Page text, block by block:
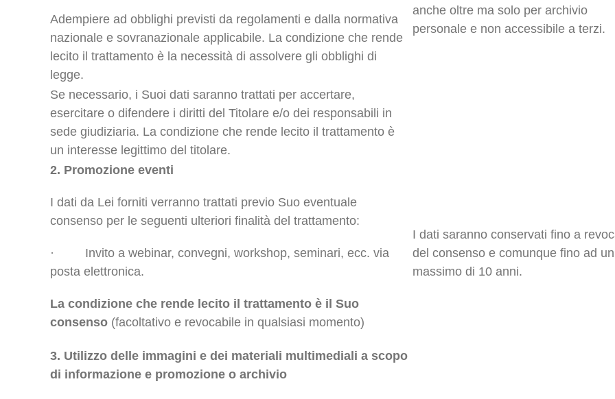
anche oltre ma solo per archivio
personale e non accessibile a terzi.
Adempiere ad obblighi previsti da regolamenti e dalla normativa
nazionale e sovranazionale applicabile. La condizione che rende
lecito il trattamento è la necessità di assolvere gli obblighi di
legge.
Se necessario, i Suoi dati saranno trattati per accertare,
esercitare o difendere i diritti del Titolare e/o dei responsabili in
sede giudiziaria. La condizione che rende lecito il trattamento è
un interesse legittimo del titolare.
2. Promozione eventi
I dati da Lei forniti verranno trattati previo Suo eventuale
consenso per le seguenti ulteriori finalità del trattamento:
· Invito a webinar, convegni, workshop, seminari, ecc. via
posta elettronica.
La condizione che rende lecito il trattamento è il Suo
consenso (facoltativo e revocabile in qualsiasi momento)
I dati saranno conservati fino a
del consenso e comunque fino ad un
massimo di 10 anni.
3. Utilizzo delle immagini e dei materiali multimediali a scopo
di informazione e promozione o archivio